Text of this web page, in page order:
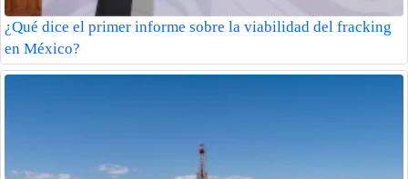
¿Qué dice el primer informe sobre la viabilidad del fracking
en México?